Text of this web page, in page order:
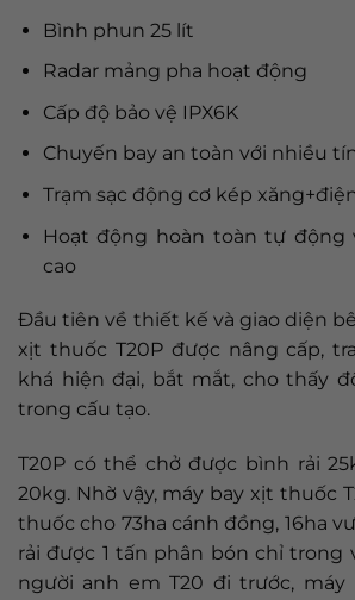
Bình phun 25 lít
Radar mảng pha hoạt động
Cấp độ bảo vệ IPX6K
Chuyến bay an toàn với nhiều
Trạm sạc động cơ kép
Hoạt động hoàn toàn tự động
cao
Đầu tiên về thiết kế và giao diện
xịt thuốc T20P được nâng cấp,
khá hiện đại, bắt mắt, cho thấy
trong cấu tạo.
T20P có thể chở được bình rải
20kg. Nhờ vậy, máy bay xịt thuốc
thuốc cho 73ha cánh đồng, 16ha
rải được 1 tấn phân bón chỉ trong
người anh em T20 đi trước,